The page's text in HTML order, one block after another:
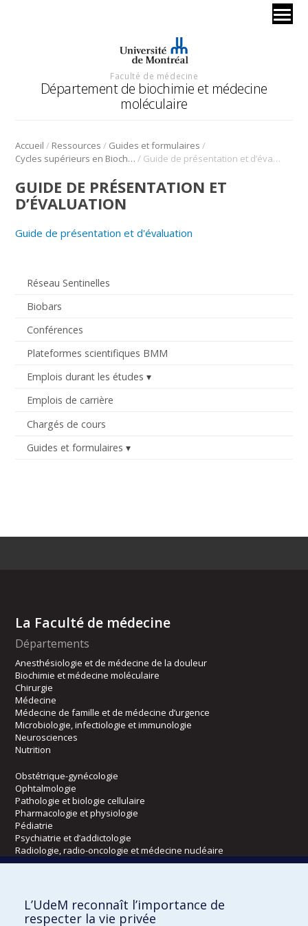
Faculté de médecine
Département de biochimie et médecine
moléculaire
Accueil / Ressources / Guides et formulaires /
Cycles supérieurs en Biochimie / Guide de présentation et d’évaluation
Réseau Sentinelles
Biobars
Conférences
Plateformes scientifiques BMM
Emplois durant les études
Emplois de carrière
Chargés de cours
Guides et formulaires
GUIDE DE PRÉSENTATION ET
D’ÉVALUATION
Guide de présentation et d'évaluation
La Faculté de médecine
Départements
Anesthésiologie et de médecine de la douleur
Biochimie et médecine moléculaire
Chirurgie
Médecine
Médecine de famille et de médecine d’urgence
Microbiologie, infectiologie et immunologie
Neurosciences
Nutrition
Obstétrique-gynécologie
Ophtalmologie
Pathologie et biologie cellulaire
Pharmacologie et physiologie
Pédiatrie
Psychiatrie et d’addictologie
Radiologie, radio-oncologie et médecine nucléaire
Écoles
Kinésiologie et des sciences de l’activité physique
L’UdeM reconnaît l’importance de
respecter la vie privée